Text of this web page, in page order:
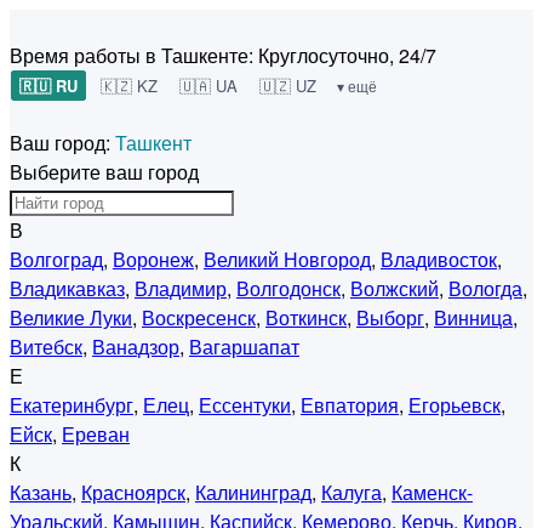
Время работы в Ташкенте: Круглосуточно, 24/7
🇷🇺 RU 🇰🇿 KZ 🇺🇦 UA 🇺🇿 UZ ▾ ещё
Ваш город: Ташкент
Выберите ваш город
В
Волгоград, Воронеж, Великий Новгород, Владивосток,
Владикавказ, Владимир, Волгодонск, Волжский, Вологда,
Великие Луки, Воскресенск, Воткинск, Выборг, Винница,
Витебск, Ванадзор, Вагаршапат
Е
Екатеринбург, Елец, Ессентуки, Евпатория, Егорьевск,
Ейск, Ереван
К
Казань, Красноярск, Калининград, Калуга, Каменск-
Уральский, Камышин, Каспийск, Кемерово, Керчь, Киров,